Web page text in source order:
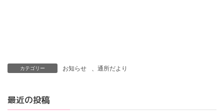
カテゴリー お知らせ 通所だより
最近の投稿